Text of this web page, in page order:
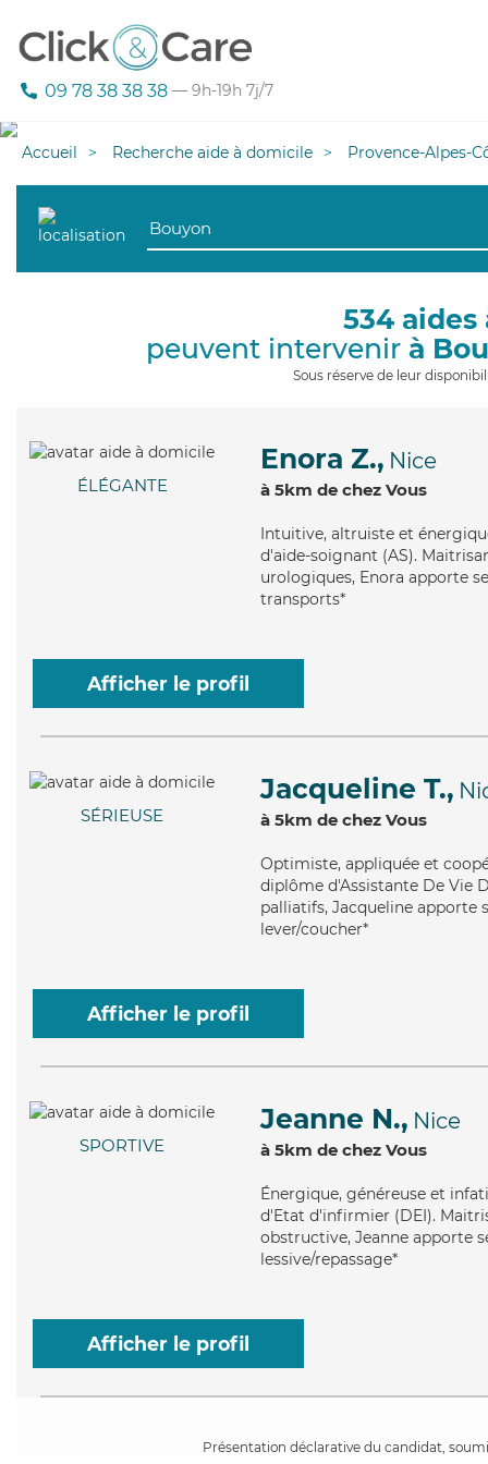
09 78 38 38 38 — 9h-19h 7j/7
Accueil Recherche aide à domicile Provence-Alpes-
534
peuvent intervenir à
Sous réserve de leur
ÉLÉGANTE
Enora Z., Nice
à 5km de chez Vous
Intuitive, altruiste et
d'aide-soignant (AS).
urologiques, Enora apporte
transports*
Afficher le profil
SÉRIEUSE
Jacqueline T.,
à 5km de chez Vous
Optimiste, appliquée et
diplôme d'Assistante De Vie
palliatifs, Jacqueline apporte
lever/coucher*
Afficher le profil
SPORTIVE
Jeanne N., Nice
à 5km de chez Vous
Énergique, généreuse et
d'Etat d'infirmier (DEI).
obstructive, Jeanne apporte
lessive/repassage*
Afficher le profil
Présentation déclarative du candidat,